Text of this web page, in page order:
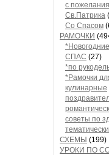
с
Св.Патрика
Со Спасом
РАМОЧКИ
СПАС (27)
*по
*Рамочки
кулинарные
советы по
СХЕМЫ (199)
УРОКИ ПО